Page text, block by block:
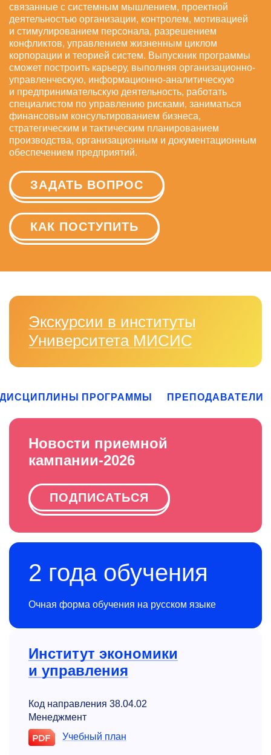
связанные с системным мышлением, проектной
деятельностью организации, контролем, мотивацией
и стимулированием персонала, разрешением
конфликтов, управлением жизненным циклом
корпорации и теорией систем. Выпускник программы
сможет построить карьеру, выполняя организационно-
управленческую, информационно-аналитическую
и предпринимательскую деятельность, работать
специалистом по управлению рисками, заниматься
финансовым консультированием бизнеса,
стратегическим и тактическим планированием
производства, организационным и документационным
обеспечением предприятий.
ЗАДАТЬ ВОПРОС
КАК ПОСТУПИТЬ
Экскурсии в институты
Университета МИСИС
ПРОГРАММЫ ПРЕПОДАВАТЕЛИ
Новости приемной
кампании-2026
ПОДПИСАТЬСЯ
2 года обучения
Очная форма обучения на русском языке
Институт экономики
и управления
Код направления 38.04.02
Менеджмент
Учебный план